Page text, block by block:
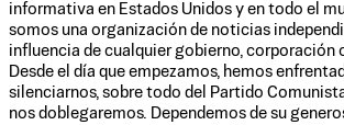
informativa en Estados Unidos y en todo el
somos una organización de noticias
influencia de cualquier gobierno, corporación
Desde el día que empezamos, hemos
silenciarnos, sobre todo del Partido
nos doblegaremos. Dependemos de su